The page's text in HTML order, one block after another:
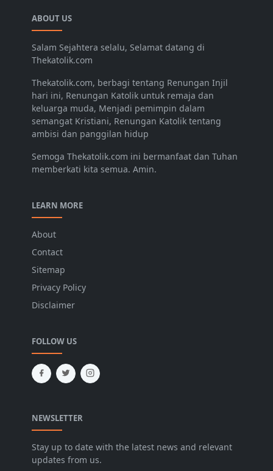
ABOUT US
Salam Sejahtera selalu, Selamat datang di
Thekatolik.com
Thekatolik.com, berbagi tentang Renungan Injil
hari ini, Renungan Katolik untuk remaja dan
keluarga muda, Menjadi pemimpin dalam
semangat Kristiani, Renungan Katolik tentang
ambisi dan panggilan hidup
Semoga Thekatolik.com ini bermanfaat dan Tuhan
memberkati kita semua. Amin.
LEARN MORE
About
Contact
Sitemap
Privacy Policy
Disclaimer
FOLLOW US
NEWSLETTER
Stay up to date with the latest news and relevant
updates from us.